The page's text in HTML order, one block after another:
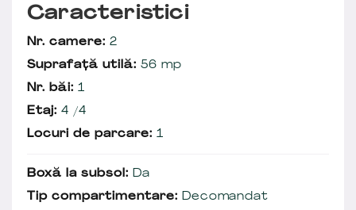
Caracteristici
Nr. camere: 2
Suprafață utilă: 56 mp
Nr. băi: 1
Etaj: 4 /4
Locuri de parcare: 1
Boxă la subsol: Da
Tip compartimentare: Decomandat